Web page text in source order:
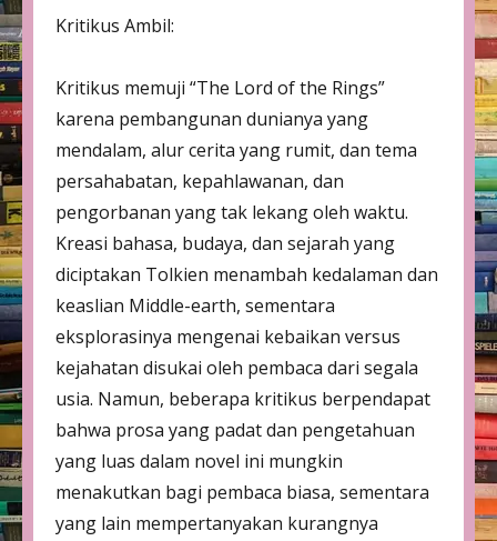
Kritikus Ambil:
Kritikus memuji “The Lord of the Rings”
karena pembangunan dunianya yang
mendalam, alur cerita yang rumit, dan tema
persahabatan, kepahlawanan, dan
pengorbanan yang tak lekang oleh waktu.
Kreasi bahasa, budaya, dan sejarah yang
diciptakan Tolkien menambah kedalaman dan
keaslian Middle-earth, sementara
eksplorasinya mengenai kebaikan versus
kejahatan disukai oleh pembaca dari segala
usia. Namun, beberapa kritikus berpendapat
bahwa prosa yang padat dan pengetahuan
yang luas dalam novel ini mungkin
menakutkan bagi pembaca biasa, sementara
yang lain mempertanyakan kurangnya